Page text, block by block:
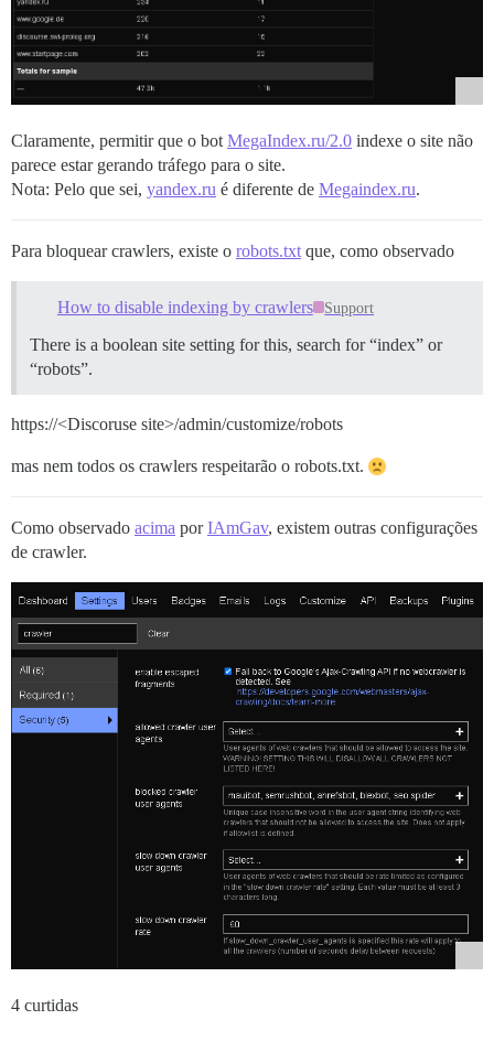
Claramente, permitir que o bot MegaIndex.ru/2.0 indexe o site não
parece estar gerando tráfego para o site.
Nota: Pelo que sei, yandex.ru é diferente de Megaindex.ru.
Para bloquear crawlers, existe o robots.txt que, como observado
How to disable indexing by crawlers Support
There is a boolean site setting for this, search for “index” or
“robots”.
https://<Discoruse site>/admin/customize/robots
mas nem todos os crawlers respeitarão o robots.txt.
Como observado acima porIAmGav, existem outras configurações
de crawler.
4 curtidas